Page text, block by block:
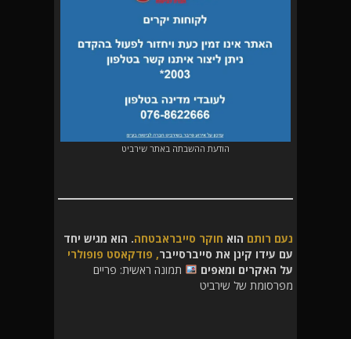
הודעת ההשבתה באתר שירביט
נעם רותם הוא חוקר סייבראבטחה. הוא מגיש יחד
עם עידו קינן את סייברסייבר, פודקאסט פופולרי
על האקרים ומאפים
תמונה ראשית: פריים
מפרסומת של שירביט